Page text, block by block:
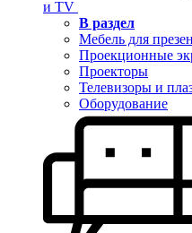
и TV
В раздел
Мебель для
Проекционные
Проекторы
Телевизоры и
Оборудование